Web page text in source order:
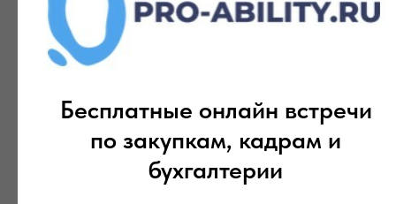
Бесплатные онлайн встречи
по закупкам, кадрам и
бухгалтерии